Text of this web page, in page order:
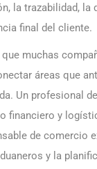
la trazabilidad, la
final del cliente.
muchas
áreas que
Un profesional
financiero y
de comercio
y la